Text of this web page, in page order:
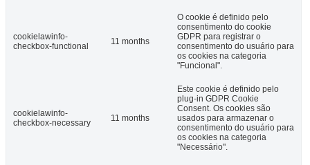
cookielawinfo-
checkbox-functional
11 months
O cookie é definido pelo
consentimento do cookie
GDPR para registrar o
consentimento do usuário para
os cookies na categoria
"Funcional".
cookielawinfo-
checkbox-necessary
11 months
Este cookie é definido pelo
plug-in GDPR Cookie
Consent. Os cookies são
usados ​​para armazenar o
consentimento do usuário para
os cookies na categoria
"Necessário".